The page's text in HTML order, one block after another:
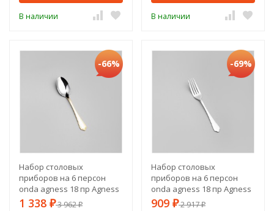
В наличии В наличии
-66%
Набор столовых
приборов на 6 персон
onda agness 18 пр Agness
(942-547)
1 338 ₽3 962₽
-69%
Набор столовых
приборов на 6 персон
onda agness 18 пр Agness
(942-544)
909 ₽2 917₽